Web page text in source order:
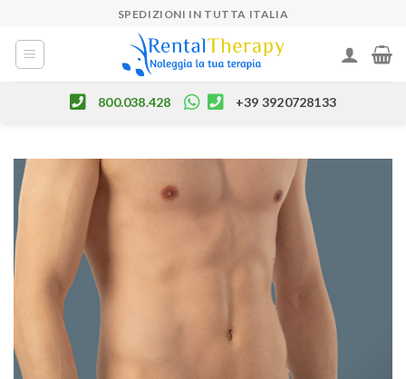
content
SPEDIZIONI IN TUTTA ITALIA
800.038.428 +39 3920728133